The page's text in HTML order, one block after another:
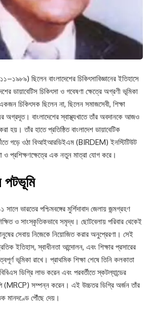
ছিলেন বাংলাদেশের চিকিৎসাবিজ্ঞানের ইতিহাসে
ডায়াবেটিস চিকিৎসা ও গবেষণা ক্ষেত্রে অগ্রণী ভূমিকা
চিকিৎসক ছিলেন না, ছিলেন সমাজসেবী, শিক্ষা
অগ্রদূত। বাংলাদেশের স্বাস্থ্যখাতে তাঁর অবদানকে আজও
হয়। তাঁর হাতে প্রতিষ্ঠিত বাংলাদেশ ডায়াবেটিক
গড়ে ওঠা বিআইআরডিইএম (BIRDEM) ইনস্টিটিউট
ও প্রশিক্ষণক্ষেত্রে এক নতুন মাত্রা যোগ করে।
পটভূমি
ভারতের পশ্চিমবঙ্গের মুর্শিদাবাদ জেলায় জন্মগ্রহণ
ও সাংস্কৃতিকভাবে সমৃদ্ধ। ছোটবেলায় পরিবার থেকেই
সেবায় নিজেকে নিয়োজিত করার অনুপ্রেরণা। সেই
ইতিহাস, স্বাধীনতা আন্দোলন, এবং শিক্ষার প্রসারের
ভূমিকা রাখে। প্রাথমিক শিক্ষা শেষে তিনি কলকাতা
ডিগ্রি লাভ করেন এবং পরবর্তীতে স্কটল্যান্ডের
(MRCP) সম্পন্ন করেন। এই উচ্চতর ডিগ্রি অর্জন তাঁর
মানদণ্ডে পৌঁছে দেয়।